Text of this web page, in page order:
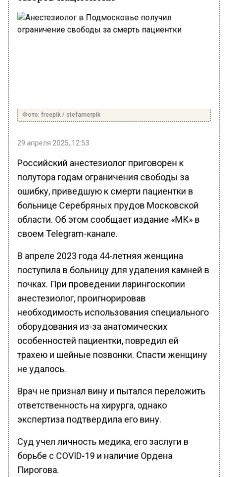
Фото: freepik / stefamerpik
29 апреля 2025, 12:53
Российский анестезиолог приговорен к
полутора годам ограничения свободы за
ошибку, приведшую к смерти пациентки в
больнице Серебряных прудов Московской
области. Об этом сообщает издание «МК» в
своем Telegram-канале.
В апреле 2023 года 44-летняя женщина
поступила в больницу для удаления камней в
почках. При проведении ларингоскопии
анестезиолог, проигнорировав
необходимость использования специального
оборудования из-за анатомических
особенностей пациентки, повредил ей
трахею и шейные позвонки. Спасти женщину
не удалось.
Врач не признал вину и пытался переложить
ответственность на хирурга, однако
экспертиза подтвердила его вину.
Суд учел личность медика, его заслуги в
борьбе с COVID-19 и наличие Ордена
Пирогова.